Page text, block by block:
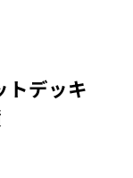
トデッキ